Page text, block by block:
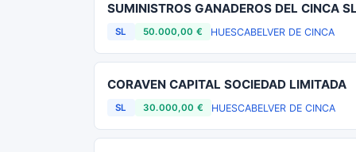
SUMINISTROS GANADEROS DEL CINCA
SL 50.000,00 € HUESCABELVER DE CINCA
CORAVEN CAPITAL SOCIEDAD LIMITADA
SL 30.000,00 € HUESCABELVER DE CINCA